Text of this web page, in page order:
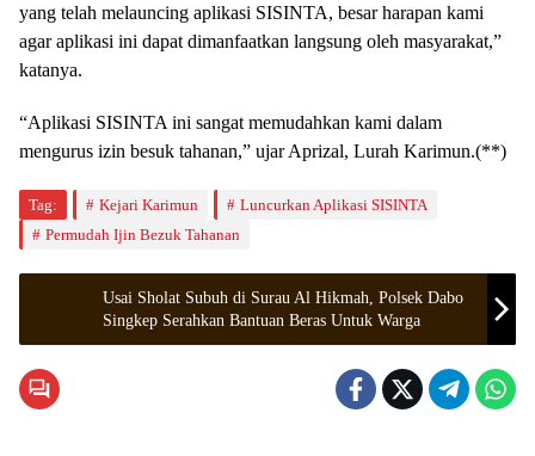
yang telah melauncing aplikasi SISINTA, besar harapan kami
agar aplikasi ini dapat dimanfaatkan langsung oleh masyarakat,”
katanya.
“Aplikasi SISINTA ini sangat memudahkan kami dalam
mengurus izin besuk tahanan,” ujar Aprizal, Lurah Karimun.(**)
Tag: Kejari Karimun
Luncurkan Aplikasi SISINTA
Permudah Ijin Bezuk Tahanan
Usai Sholat Subuh di Surau Al Hikmah, Polsek Dabo
Singkep Serahkan Bantuan Beras Untuk Warga